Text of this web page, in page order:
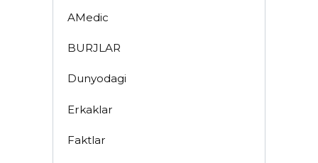
AMedic
BURJLAR
Dunyodagi
Erkaklar
Faktlar